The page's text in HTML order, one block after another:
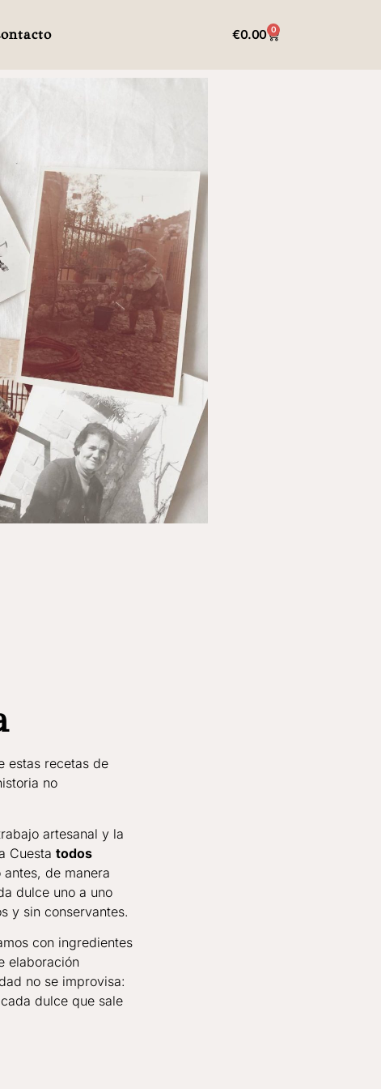
€0.00 0
estas recetas de
no
artesanal y la
Cuesta todos
de manera
dulce uno a uno
y sin conservantes.
con ingredientes
elaboración
no se improvisa:
dulce que sale